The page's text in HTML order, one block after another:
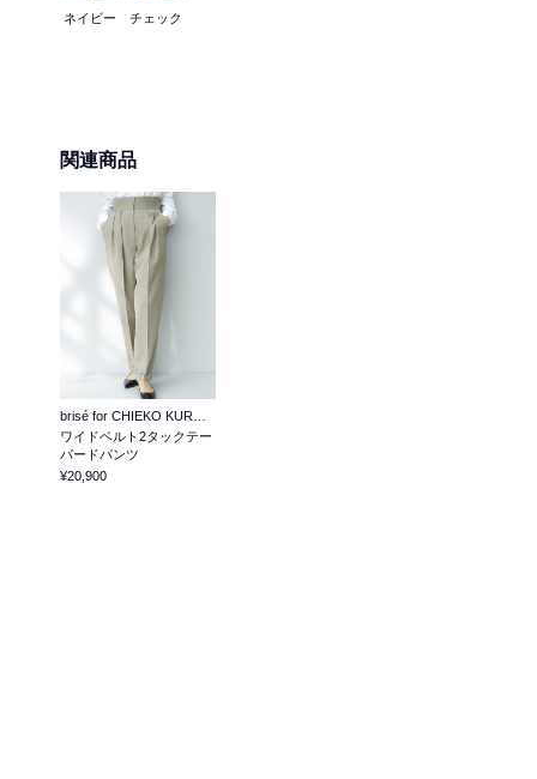
ネイビー チェック
関連商品
ワイドベルト2タックテー
パードパンツ
¥20,900